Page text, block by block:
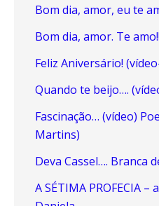
Bom dia, amor, eu te
Bom dia, amor. Te amo!!
Feliz Aniversário!
Quando te beijo….
Fascinação… (vídeo)
Martins)
Deva Cassel…. Branca
A SÉTIMA PROFECIA